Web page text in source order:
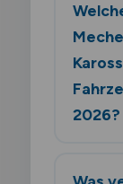
2026?